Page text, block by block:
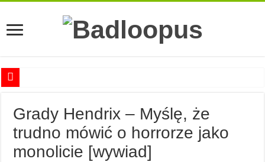
Najciekawsze książki o kobietach nauki
Najlepsze mangi dla dorosłych
Najciekawsze zapowiedzi komiksowe na 2023 rok
Grady Hendrix – Myślę, że
trudno mówić o horrorze jako
monolicie [wywiad]